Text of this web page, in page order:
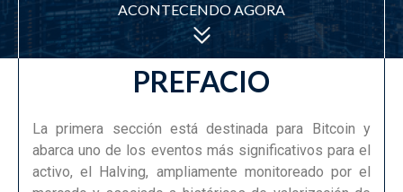
ACONTECENDO AGORA
PREFACIO
La primera sección está destinada para Bitcoin y
abarca uno de los eventos más significativos para el
activo, el Halving, ampliamente monitoreado por el